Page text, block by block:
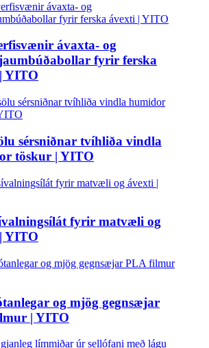
ávaxta- og
fyrir ferska
YITO
sérsniðnar tvíhliða vindla
töskur | YITO
fyrir matvæli og
YITO
og mjög gegnsæjar
| YITO